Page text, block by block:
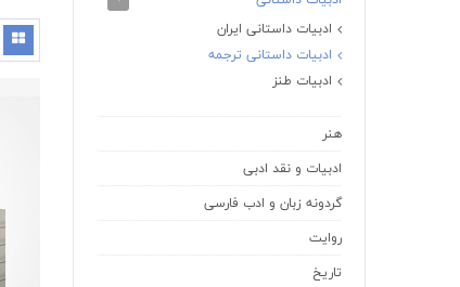
ادبیات داستانی ایران
ادبیات داستانی ترجمه
ادبیات طنز
هنر
ادبیات و نقد ادبی
گردونه زبان و ادب فارسی
روایت
تاریخ